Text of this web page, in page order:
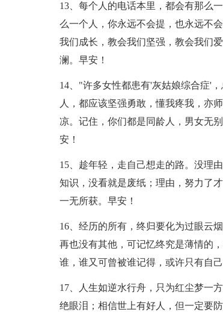
13、每个人的电话本里，都会有那么
么一个人，你永远不会提，也永远不
我们成长，教会我们坚强，教会我们
澜。早安！
14、"许多女性都患有'灰姑娘综合症'
人，都应该坚强勇敢，懂我疼我，亦
凉。记住，你们都是同龄人，男女无
安！
15、趁年轻，走自己想走的路。没理
知识，没看就是废纸；理由，努力了
一无所获。早安！
16、经历的所有，终归要化为过眼云
再也没有其他，可记忆终究是薄情的
谁，谁又可曾被谁记得，或许只有自
17、人生如逆水行舟，只为红尘梦一
绝眼泪；相信世上有好人，但一定要